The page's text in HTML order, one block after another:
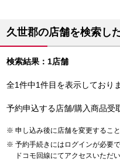
久世郡の店舗を検索し
検索結果：1店舗
全1件中1件目を表示しており
予約申込する店舗/購入商品受
申し込み後に店舗を変更するこ
予約手続きにはログインが必要で
ドコモ回線にてアクセスいただ